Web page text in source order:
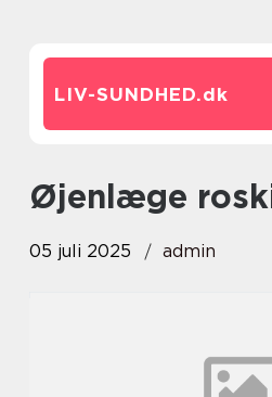
LIV-SUNDHED.dk
øjenlæge
05 juli 2025 admin